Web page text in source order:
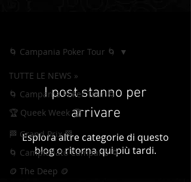
TUTTE LE NEWS »
🌀 Campania Poker Tour 🌀
🏆 Queek Week 🏆
🏁 Grand Prix 🏁
🌀 Campionato Campano 🌀
🪙 The Deep 🪙
🌀 Campania Poker Tour 🌀
I post stanno per
arrivare
Esplora altre categorie di questo
blog o ritorna qui più tardi.